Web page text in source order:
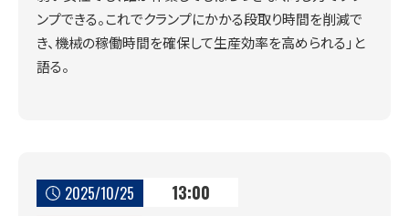
ンプできる。これでクランプにかかる段取り時間を削減で
き、機械の稼働時間を確保して生産効率を高められる」と
語る。
2025/10/25 13:00